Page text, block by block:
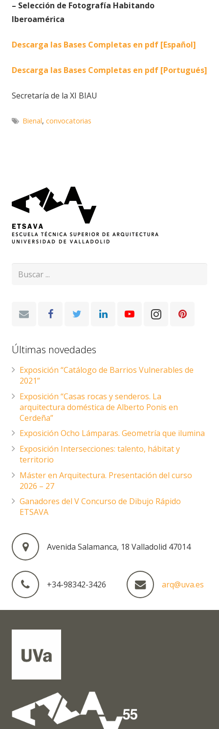
– Selección de Fotografía Habitando
Iberoamérica
Descarga las Bases Completas en pdf [Español]
Descarga las Bases Completas en pdf [Portugués]
Secretaría de la XI BIAU
Bienal,convocatorias
Últimas novedades
Exposición “Catálogo de Barrios Vulnerables de
2021”
Exposición “Casas rocas y senderos. La
arquitectura doméstica de Alberto Ponis en
Cerdeña”
Exposición Ocho Lámparas. Geometría que ilumina
Exposición Intersecciones: talento, hábitat y
territorio
Máster en Arquitectura. Presentación del curso
2026 – 27
Ganadores del V Concurso de Dibujo Rápido
ETSAVA
Avenida Salamanca, 18 Valladolid 47014
+34-98342-3426 arq@uva.es